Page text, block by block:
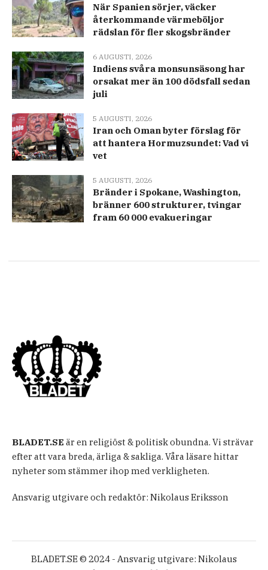
När Spanien sörjer, väcker
återkommande värmeböljor
rädslan för fler skogsbränder
6 AUGUSTI, 2026
Indiens svåra monsunsäsong har
orsakat mer än 100 dödsfall sedan
juli
5 AUGUSTI, 2026
Iran och Oman byter förslag för
att hantera Hormuzsundet: Vad vi
vet
5 AUGUSTI, 2026
Bränder i Spokane, Washington,
bränner 600 strukturer, tvingar
fram 60 000 evakueringar
BLADET.SE är en religiöst & politisk obundna. Vi strävar
efter att vara breda, ärliga & sakliga. Våra läsare hittar
nyheter som stämmer ihop med verkligheten.
Ansvarig utgivare och redaktör: Nikolaus Eriksson
BLADET.SE © 2024 - Ansvarig utgivare: Nikolaus